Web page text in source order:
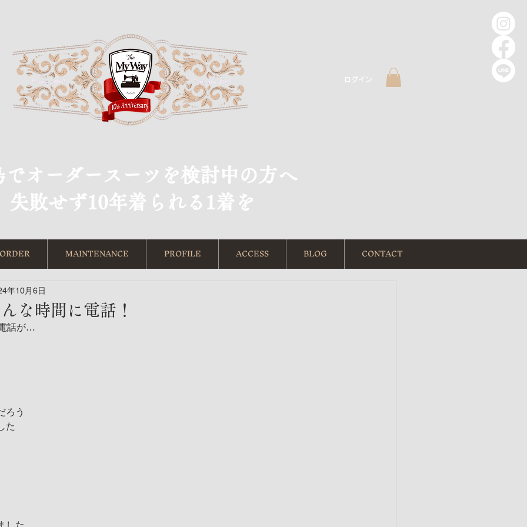
でオーダースーツを検討中の方へ
​失敗せず10年着られる1着を
ORDER MAINTENANCE PROFILE ACCESS BLOG CONTACT
な時間に電話！
年10月6日
話が…
ろう
た
ログイン